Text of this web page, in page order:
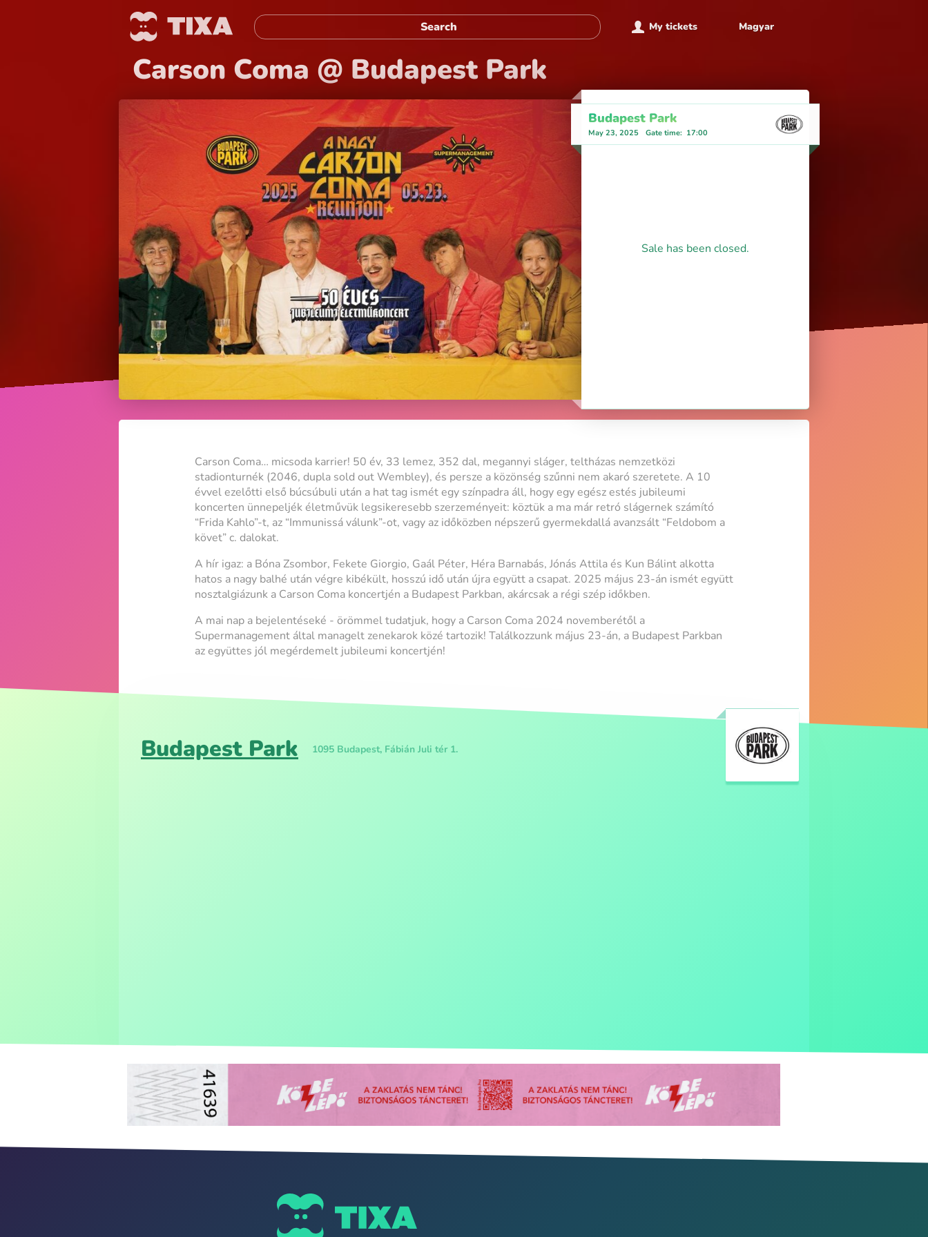
My tickets Magyar
Carson Coma @ Budapest Park
Budapest Park
May 23, 2025 Gate time: 17:00
Sale has been closed.
Carson Coma… micsoda karrier! 50 év, 33 lemez, 352 dal, megannyi sláger, teltházas nemzetközi
stadionturnék (2046, dupla sold out Wembley), és persze a közönség szűnni nem akaró szeretete. A 10
évvel ezelőtti első búcsúbuli után a hat tag ismét egy színpadra áll, hogy egy egész estés jubileumi
koncerten ünnepeljék életművük legsikeresebb szerzeményeit: köztük a ma már retró slágernek számító
“Frida Kahlo”-t, az “Immunissá válunk”-ot, vagy az időközben népszerű gyermekdallá avanzsált “Feldobom a
követ” c. dalokat.
A hír igaz: a Bóna Zsombor, Fekete Giorgio, Gaál Péter, Héra Barnabás, Jónás Attila és Kun Bálint alkotta
hatos a nagy balhé után végre kibékült, hosszú idő után újra együtt a csapat. 2025 május 23-án ismét együtt
nosztalgiázunk a Carson Coma koncertjén a Budapest Parkban, akárcsak a régi szép időkben.
A mai nap a bejelentéseké - örömmel tudatjuk, hogy a Carson Coma 2024 novemberétől a
Supermanagement által managelt zenekarok közé tartozik! Találkozzunk május 23-án, a Budapest Parkban
az együttes jól megérdemelt jubileumi koncertjén!
Budapest Park 1095 Budapest, Fábián Juli tér 1.